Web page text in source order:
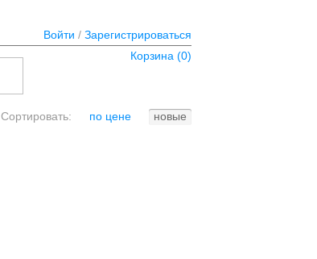
Войти / Зарегистрироваться
Корзина (0)
Сортировать: по цене новые